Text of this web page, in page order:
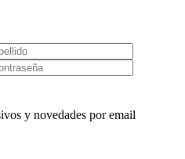
y novedades por email